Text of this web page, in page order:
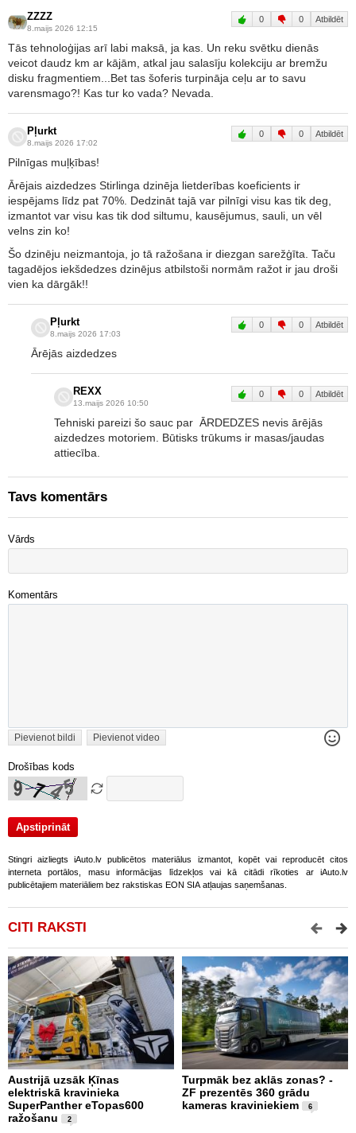
ZZZZ
8.maijs 2026 12:15
0 0 Atbildēt
Tās tehnoloģijas arī labi maksā, ja kas. Un reku svētku dienās
veicot daudz km ar kājām, atkal jau salasīju kolekciju ar bremžu
disku fragmentiem...Bet tas šoferis turpināja ceļu ar to savu
varensmago?! Kas tur ko vada? Nevada.
Pļurkt
8.maijs 2026 17:02
0 0 Atbildēt
Pilnīgas muļķības!
Ārējais aizdedzes Stirlinga dzinēja lietderības koeficients ir
iespējams līdz pat 70%. Dedzināt tajā var pilnīgi visu kas tik deg,
izmantot var visu kas tik dod siltumu, kausējumus, sauli, un vēl
velns zin ko!
Šo dzinēju neizmantoja, jo tā ražošana ir diezgan sarežģīta. Taču
tagadējos iekšdedzes dzinējus atbilstoši normām ražot ir jau droši
vien ka dārgāk!!
Pļurkt
8.maijs 2026 17:03
0 0 Atbildēt
Ārējās aizdedzes
REXX
13.maijs 2026 10:50
0 0 Atbildēt
Tehniski pareizi šo sauc par ĀRDEDZES nevis ārējās
aizdedzes motoriem. Būtisks trūkums ir masas/jaudas
attiecība.
Tavs komentārs
Vārds
Komentārs
Pievienot bildi Pievienot video
Drošības kods
Stingri aizliegts iAuto.lv publicētos materiālus izmantot, kopēt vai reproducēt citos
interneta portālos, masu informācijas līdzekļos vai kā citādi rīkoties ar iAuto.lv
publicētajiem materiāliem bez rakstiskas EON SIA atļaujas saņemšanas.
CITI RAKSTI
Austrijā uzsāk Ķīnas
elektriskā kravinieka
SuperPanther eTopas600
ražošanu
2
Turpmāk bez aklās zonas? -
ZF prezentēs 360 grādu
kameras kraviniekiem
6